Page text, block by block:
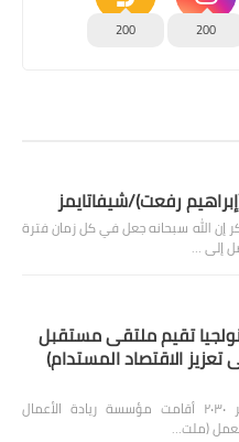
200
200
رفعت)/شيفاتايمز
إن الله سبحانه جعل في كل زمان فترة
إلى …
تقيم ملتقى مستقبل
الاقتصاد المستدام)
✍️ سهيلة محي على نهج رؤية مصر ٢٠٣٠ أقامت مؤسسة ريادة الأعمال